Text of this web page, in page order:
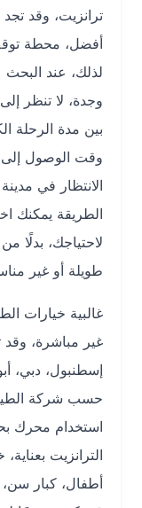
ترانزيت، وقد تجد رحلة
أفضل، محطة توقف
لذلك، عند البحث عن
وجدة، لا تنظر إلى
بين مدة الرحلة
وقت الوصول إلى
الانتظار في مدينة
الطريقة يمكنك
لاحتياجك، بدلًا من
طويلة أو غير مناسبة.
غالبية خيارات
غير مباشرة، وقد
إسطنبول، دبي،
حسب شركة الطيران
استخدام محرك بحث
الترانزيت بعناية،
أطفال، كبار سن، أو